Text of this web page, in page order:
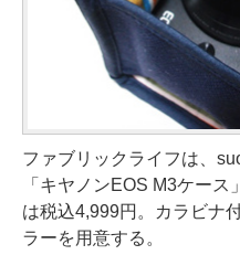
ファブリックライフは、
「キヤノンEOS M3ケー
は税込4,999円。カラビナ
ラーを用意する。